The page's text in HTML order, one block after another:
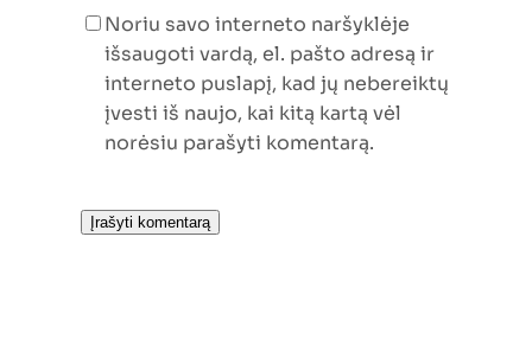
Noriu savo interneto naršyklėje
išsaugoti vardą, el. pašto adresą ir
interneto puslapį, kad jų nebereiktų
įvesti iš naujo, kai kitą kartą vėl
norėsiu parašyti komentarą.